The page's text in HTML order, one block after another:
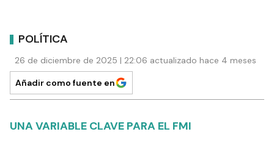
POLÍTICA
26 de diciembre de 2025 | 22:06 actualizado hace 4 meses
Añadir como fuente en
UNA VARIABLE CLAVE PARA EL FMI